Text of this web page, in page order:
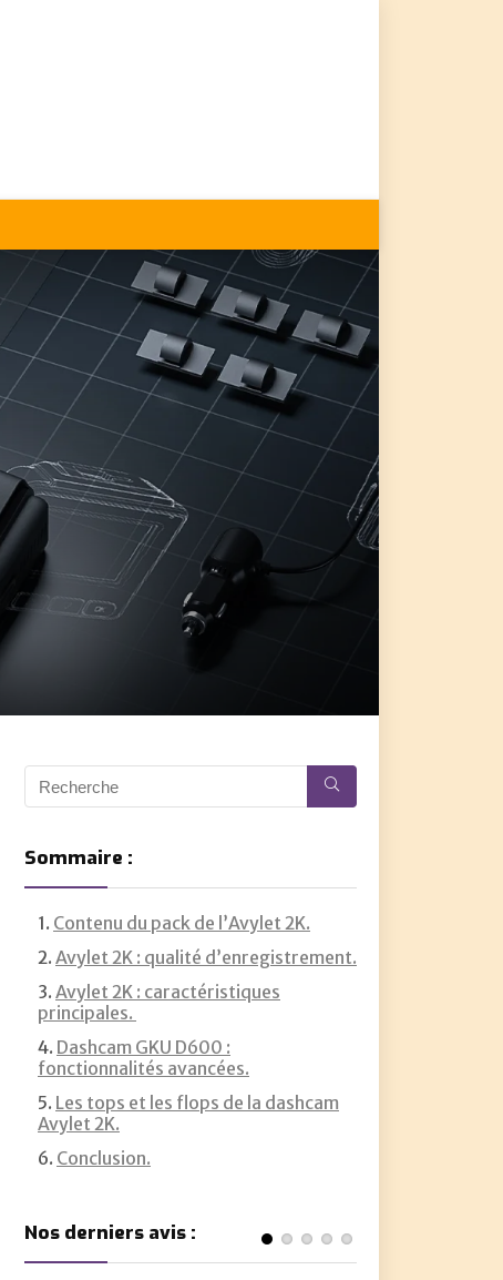
Sommaire :
Contenu du pack de l’Avylet 2K.
Avylet 2K : qualité d’enregistrement.
Avylet 2K : caractéristiques
principales.
Dashcam GKU D600 :
fonctionnalités avancées.
Les tops et les flops de la dashcam
Avylet 2K.
Conclusion.
Nos derniers avis :